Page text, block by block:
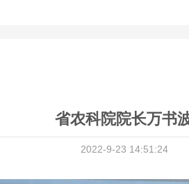
省农科院院长万书
2022-9-23 14:51:24